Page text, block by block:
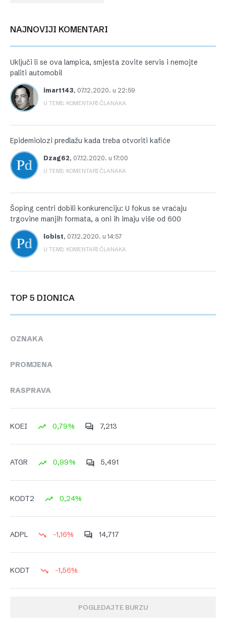
NAJNOVIJI KOMENTARI
Uključi li se ova lampica, smjesta zovite servis i nemojte
paliti automobil
imart143, 07.12.2020. u 22:59
U TEMI: KOMENTARI ČLANAKA
Epidemiolozi predlažu kada treba otvoriti kafiće
Dzag62, 07.12.2020. u 17:00
U TEMI: KOMENTARI ČLANAKA
Šoping centri dobili konkurenciju: U fokus se vraćaju
trgovine manjih formata, a oni ih imaju više od 600
lobist, 07.12.2020. u 14:57
U TEMI: KOMENTARI ČLANAKA
TOP 5 DIONICA
OZNAKA
PROMJENA
RASPRAVA
KOEI 0,79% 7,213
ATGR 0,99% 5,491
KODT2 0,24%
ADPL -1,16% 14,717
KODT -1,56%
POGLEDAJTE BURZU